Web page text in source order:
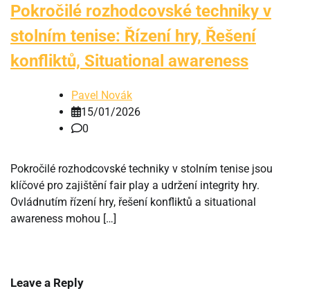
Pokročilé rozhodcovské techniky v
stolním tenise: Řízení hry, Řešení
konfliktů, Situational awareness
Pavel Novák
15/01/2026
0
Pokročilé rozhodcovské techniky v stolním tenise jsou
klíčové pro zajištění fair play a udržení integrity hry.
Ovládnutím řízení hry, řešení konfliktů a situational
awareness mohou […]
Leave a Reply